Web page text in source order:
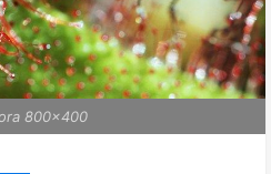
800x400